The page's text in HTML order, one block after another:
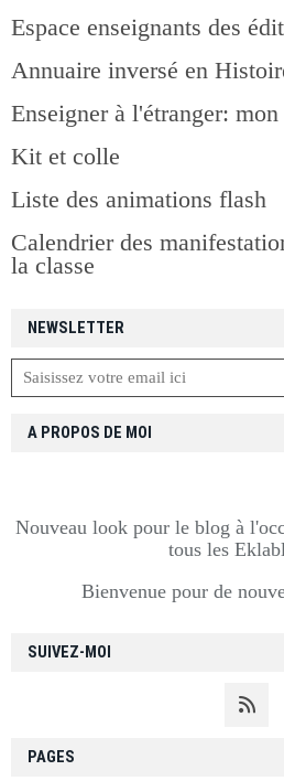
NEWSLETTER
SUIVEZ-MOI
PAGES
Espace enseignants des
Annuaire inversé en
Enseigner à l'étranger:
Kit et colle
Liste des animations flash
Calendrier des
la classe
A PROPOS DE MOI
Nouveau look pour le blog à
tous les
Bienvenue pour de